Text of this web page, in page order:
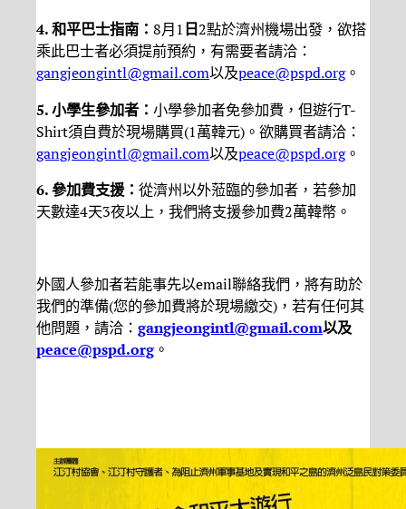
4. 和平巴士指南： 8月1 日2點於濟州機場出發，欲搭
乘此巴士者必須提前預約，有需要者請洽：
gangjeongintl@gmail.com以及peace@pspd.org。
5. 小學生參加者： 小學參加者免參加費，但遊行T-
Shirt須自費於現場購買(1萬韓元)。欲購買者請洽：
gangjeongintl@gmail.com以及peace@pspd.org。
6. 參加費支援： 從濟州以外蒞臨的參加者，若參加
天數達4天3夜以上，我們將支援參加費2萬韓幣。
外國人參加者若能事先以email聯絡我們，將有助於
我們的準備(您的參加費將於現場繳交)，若有任何其
他問題，請洽： gangjeongintl@gmail.com以及
peace@pspd.org。